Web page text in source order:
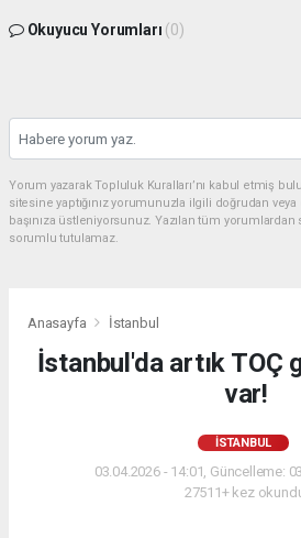
Okuyucu Yorumları (0)
Yorum yazarak Topluluk Kuralları’nı kabul etmiş
sitesine yaptığınız yorumunuzla ilgili doğrudan
başınıza üstleniyorsunuz. Yazılan tüm
sorumlu tutulamaz.
Anasayfa İstanbul
İstanbul'da artık TOÇ
var!
İSTANBUL
03.04.2026 - 14:01, Güncelleme:
27511+ kez